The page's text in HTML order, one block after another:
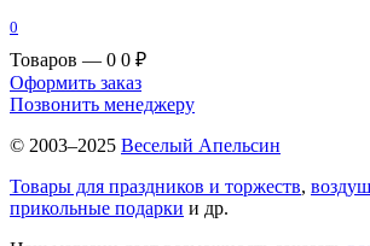
0
Товаров — 0 0 ₽
Оформить заказ
Позвонить менеджеру
© 2003–2025 Веселый Апельсин
Товары для праздников и торжеств,
прикольные подарки и др.